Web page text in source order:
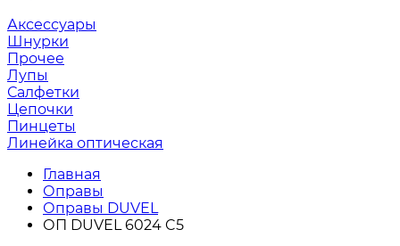
Аксессуары
Шнурки
Прочее
Лупы
Салфетки
Цепочки
Пинцеты
Линейка оптическая
Главная
Оправы
Оправы DUVEL
ОП DUVEL 6024 C5